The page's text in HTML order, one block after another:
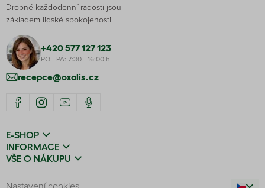
Drobné každodenní radosti jsou
základem lidské spokojenosti.
+420 577 127 123
PO - PÁ: 7:30 - 16:00 h
recepce@oxalis.cz
E-SHOP
INFORMACE
VŠE O NÁKUPU